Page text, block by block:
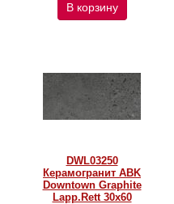
В корзину
DWL03250
Керамогранит ABK
Downtown Graphite
Lapp.Rett 30х60